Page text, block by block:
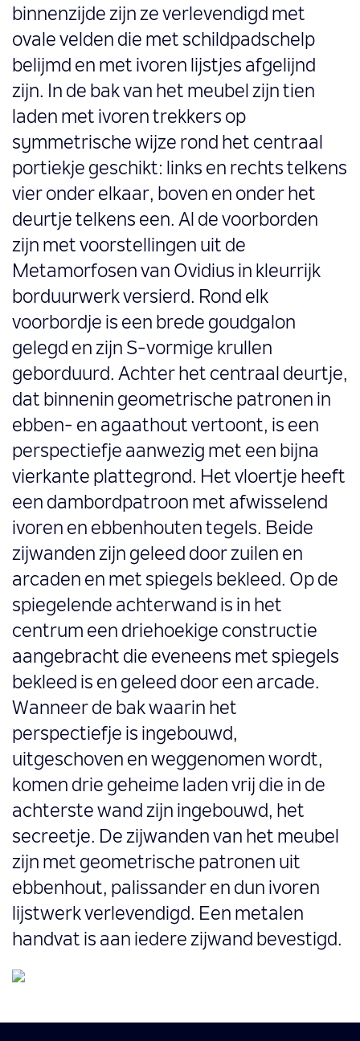
binnenzijde zijn ze verlevendigd met
ovale velden die met schildpadschelp
belijmd en met ivoren lijstjes afgelijnd
zijn. In de bak van het meubel zijn tien
laden met ivoren trekkers op
symmetrische wijze rond het centraal
portiekje geschikt: links en rechts telkens
vier onder elkaar, boven en onder het
deurtje telkens een. Al de voorborden
zijn met voorstellingen uit de
Metamorfosen van Ovidius in kleurrijk
borduurwerk versierd. Rond elk
voorbordje is een brede goudgalon
gelegd en zijn S-vormige krullen
geborduurd. Achter het centraal deurtje,
dat binnenin geometrische patronen in
ebben- en agaathout vertoont, is een
perspectiefje aanwezig met een bijna
vierkante plattegrond. Het vloertje heeft
een dambordpatroon met afwisselend
ivoren en ebbenhouten tegels. Beide
zijwanden zijn geleed door zuilen en
arcaden en met spiegels bekleed. Op de
spiegelende achterwand is in het
centrum een driehoekige constructie
aangebracht die eveneens met spiegels
bekleed is en geleed door een arcade.
Wanneer de bak waarin het
perspectiefje is ingebouwd,
uitgeschoven en weggenomen wordt,
komen drie geheime laden vrij die in de
achterste wand zijn ingebouwd, het
secreetje. De zijwanden van het meubel
zijn met geometrische patronen uit
ebbenhout, palissander en dun ivoren
lijstwerk verlevendigd. Een metalen
handvat is aan iedere zijwand bevestigd.